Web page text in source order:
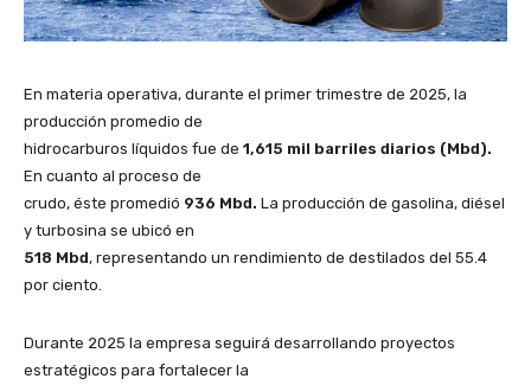
En materia operativa, durante el primer trimestre de 2025, la
producción promedio de
hidrocarburos líquidos fue de 1,615 mil barriles diarios (Mbd).
En cuanto al proceso de
crudo, éste promedió 936 Mbd. La producción de gasolina, diésel
y turbosina se ubicó en
518 Mbd, representando un rendimiento de destilados del 55.4
por ciento.
Durante 2025 la empresa seguirá desarrollando proyectos
estratégicos para fortalecer la